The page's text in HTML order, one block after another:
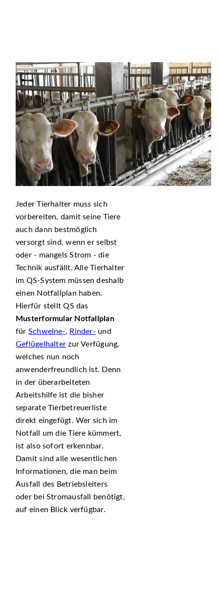
Jeder Tierhalter muss sich
vorbereiten, damit seine Tiere
auch dann bestmöglich
versorgt sind, wenn er selbst
oder - mangels Strom - die
Technik ausfällt. Alle Tierhalter
im QS-System müssen deshalb
einen Notfallplan haben.
Hierfür stellt QS das
Musterformular Notfallplan
für Schweine-, Rinder- und
Geflügelhalter zur Verfügung,
welches nun noch
anwenderfreundlich ist. Denn
in der überarbeiteten
Arbeitshilfe ist die bisher
separate Tierbetreuerliste
direkt eingefügt. Wer sich im
Notfall um die Tiere kümmert,
ist also sofort erkennbar.
Damit sind alle wesentlichen
Informationen, die man beim
Ausfall des Betriebsleiters
oder bei Stromausfall benötigt,
auf einen Blick verfügbar.